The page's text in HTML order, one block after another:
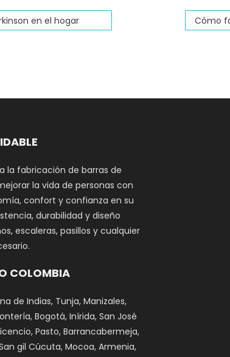
en el hogar
la fabricación de barras de
la vida de personas con
confort y confianza en su
durabilidad y diseño
escaleras, pasillos y cualquier
COLOMBIA
de Indias, Tunja, Manizales,
Bogotá, Inírida, San José
Pasto, Barrancabermeja,
gil Cúcuta, Mocoa, Armenia,